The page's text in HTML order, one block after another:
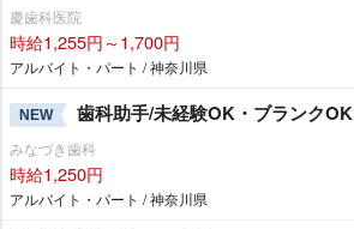
慶歯科医院
時給1,255円～1,700円
アルバイト・パート / 神奈川県
NEW 歯科助手/未経験OK・ブランクOK
みなづき歯科
時給1,250円
アルバイト・パート / 神奈川県